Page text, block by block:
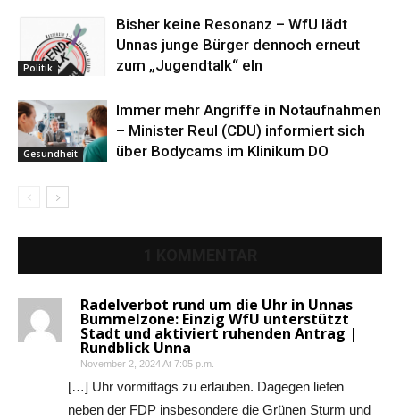
Politik
Bisher keine Resonanz – WfU lädt
Unnas junge Bürger dennoch erneut
zum „Jugendtalk“ eln
Gesundheit
Immer mehr Angriffe in Notaufnahmen
– Minister Reul (CDU) informiert sich
über Bodycams im Klinikum DO
Radelverbot rund um die Uhr in Unnas
Bummelzone: Einzig WfU unterstützt
Stadt und aktiviert ruhenden Antrag |
Rundblick Unna
November 2, 2024 At 7:05 p.m.
[…] Uhr vormittags zu erlauben. Dagegen liefen
neben der FDP insbesondere die Grünen Sturm und